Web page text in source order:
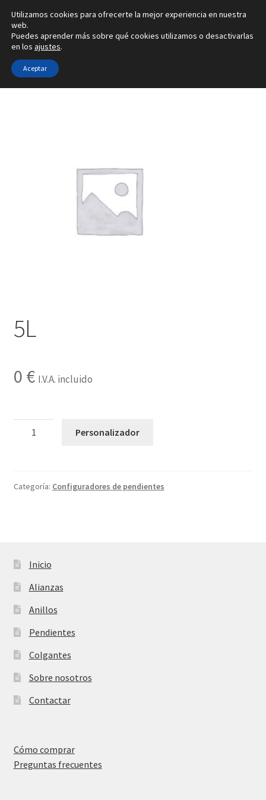
Ir
a
la
navegación
Ir
al
contenido
Inicio
Sobre nosotros
Inicio Tipo de joya
5L
0 € I.V.A. incluido
Personalizador
Categoría: Configuradores de pendientes
Inicio
Alianzas
Anillos
Pendientes
Colgantes
Sobre nosotros
Contactar
Cómo comprar
Preguntas frecuentes
Utilizamos cookies para ofrecerte la mejor experiencia en nuestra
web.
Puedes aprender más sobre qué cookies utilizamos o desactivarlas
en los ajustes.
Aceptar